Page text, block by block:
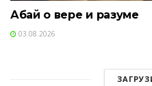
Абай о вере и разуме
03.08.2026